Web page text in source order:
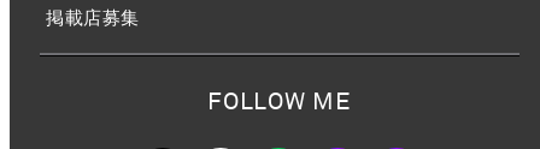
掲載店募集
FOLLOW ME